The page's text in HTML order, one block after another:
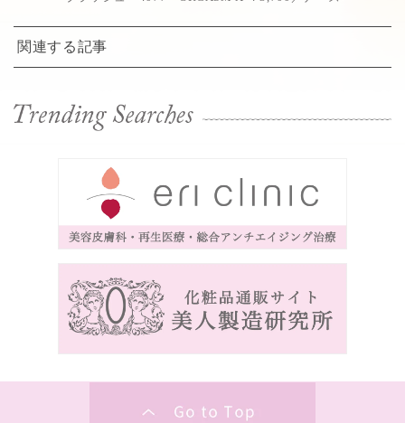
関連する記事